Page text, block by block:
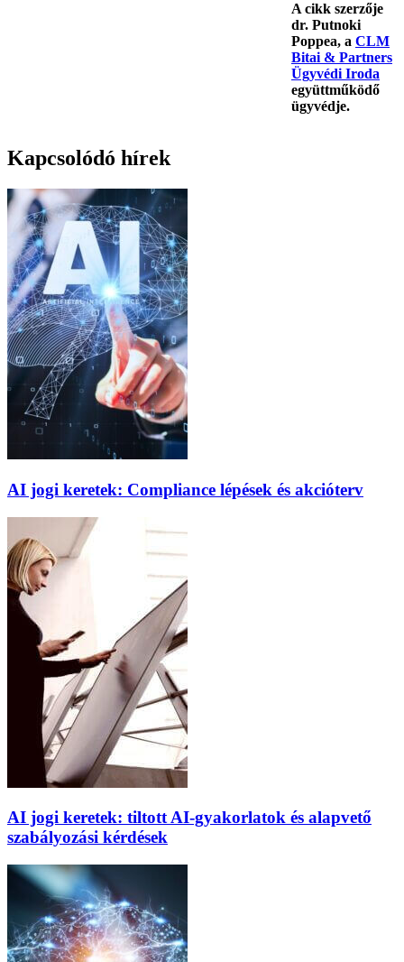
A cikk szerzője
dr. Putnoki
Poppea, a CLM
Bitai & Partners
Ügyvédi Iroda
együttműködő
ügyvédje.
Kapcsolódó hírek
AI jogi keretek: Compliance lépések és akcióterv
AI jogi keretek: tiltott AI-gyakorlatok és alapvető
szabályozási kérdések